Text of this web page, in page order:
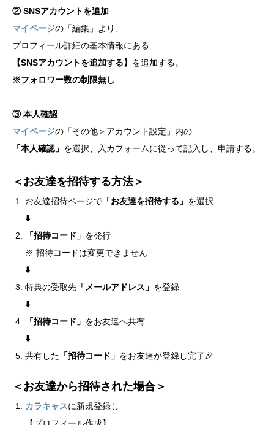
② SNSアカウントを追加
マイページの「編集」より、
プロフィール詳細の基本情報にある
【SNSアカウントを追加する】 を追加する。
※フォロワー数の制限無し
③ 本人確認
マイページの「その他＞アカウント設定」内の
「本人確認」 を選択、入カフォームに従って記入し、申請する。
＜お友達を招待する方法＞
お友達招待ページで 「お友達を招待する」 を選択
⬇️
「招待コード」 を発行
※ 招待コードは変更できません
⬇️
特典の受取先 「メールアドレス」 を登録
⬇️
「招待コード」 をお友達へ共有
⬇️
共有した 「招待コード」 をお友達が登録し完了🎉
＜お友達から招待された場合＞
カラキャスに新規登録し